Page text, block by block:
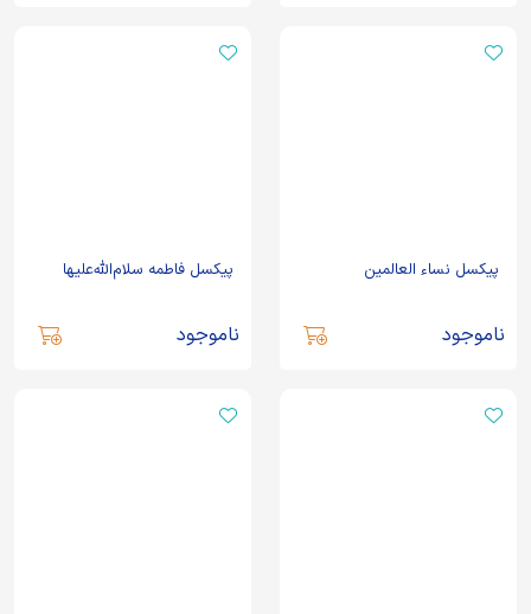
پیکسل نساء العالمین
ناموجود
پیکسل فاطمه سلام‌الله‌علیها
ناموجود